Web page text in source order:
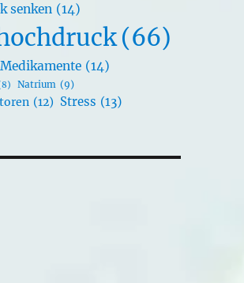
senken (14)
(66)
Medikamente (14)
Natrium (9)
(12) Stress (13)